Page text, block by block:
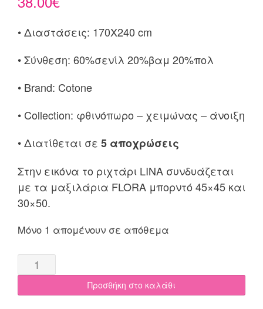
• Διαστάσεις: 170X240 cm
• Σύνθεση: 60%σενίλ 20%βαμ 20%πολ
• Brand: Cotone
• Collection: φθινόπωρο – χειμώνας – άνοιξη
• Διατίθεται σε 5 αποχρώσεις
Στην εικόνα το ριχτάρι LINA συνδυάζεται
με τα μαξιλάρια FLORA μπορντό 45×45 και
30×50.
Μόνο 1 απομένουν σε απόθεμα
Προσθήκη στο καλάθι